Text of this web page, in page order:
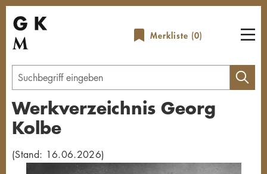
Direkt
zum
Inhalt
Merkliste (0)
Geben
Sie
einen
Suchbegriff
Werkverzeichnis Georg
Kolbe
(Stand: 16.06.2026)